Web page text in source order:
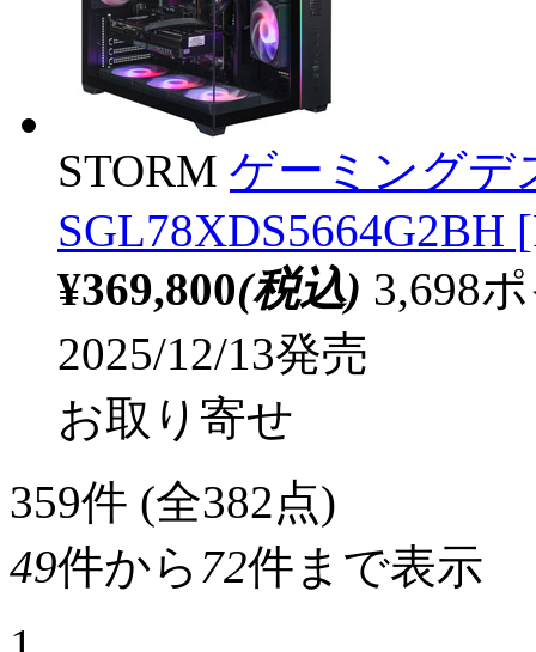
STORM ゲーミングデ
SGL78XDS5664G2BH
¥369,800(税込) 3,698
2025/12/13発売
お取り寄せ
359件 (全382点)
49件から 72件まで表示